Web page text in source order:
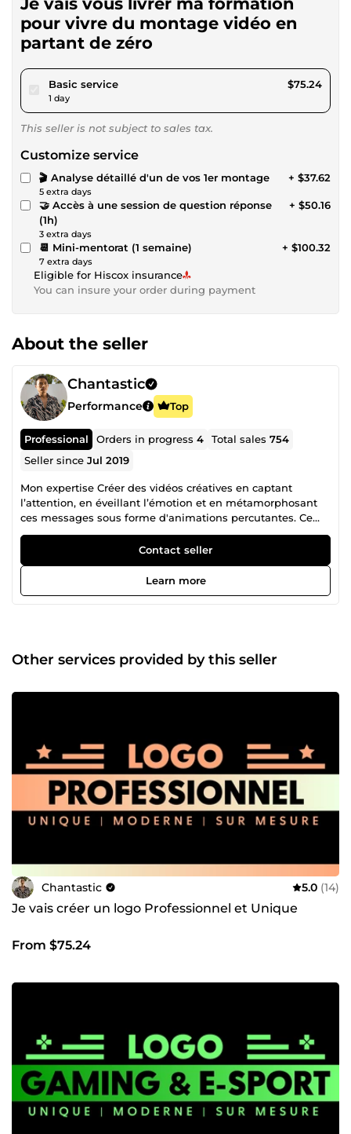
pour vivre du montage vidéo en
partant de zéro
Basic servicepour $69.35
1 day
$75.24
This seller is not subject to sales tax.
Customize service
🎬 Analyse détaillé d'un de vos 1er montage
5 extra days
+ $37.62
🤝 Accès à une session de question réponse
(1h)
3 extra days
+ $50.16
📆 Mini-mentorat (1 semaine)
7 extra days
+ $100.32
Eligible for Hiscox insurance
You can insure your order during payment
About the seller
Chantastic
Performance Top
Professional Orders in progress4 Total sales754
Seller sinceJul 2019
Mon expertise Créer des vidéos créatives en captant
l’attention, en éveillant l’émotion et en métamorphosant
ces messages sous forme d'animations percutantes. Ce
que je vous propose : -Vidéo explicative &amp; motion
design -Spot publicitaire &amp; vidéo corporate -Montage
vidéo professionnel -Animation logo &amp; intro/outro -
Contenu vidéo pour réseaux sociaux (Instagram, YouTube,
TikTok…) Mon expérience Fort d'une expérience auprès de
secteur d'activité. Qui est Chantastic ? Je suis Ludovic
Chan, fabriqué en France avec des racines à Hong Kong. Je
pour refléter l’univers et les besoins uniques de chaque
client. Contactez-moi pour discuter de votre projet et je
vous répondrai rapidement.
Contact seller
Learn more
Other services provided by this seller
Chantastic 5.0 (14)
Je vais créer un logo Professionnel et Unique
From $75.24